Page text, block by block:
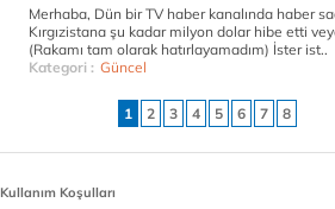
Merhaba, Dün bir TV haber kanalında haber
Kırgızistana şu kadar milyon dolar hibe etti
(Rakamı tam olarak hatırlayamadım) İster ist..
Kategori : Güncel
1 2 3 4 5 6 7 8
Kullanım Koşulları